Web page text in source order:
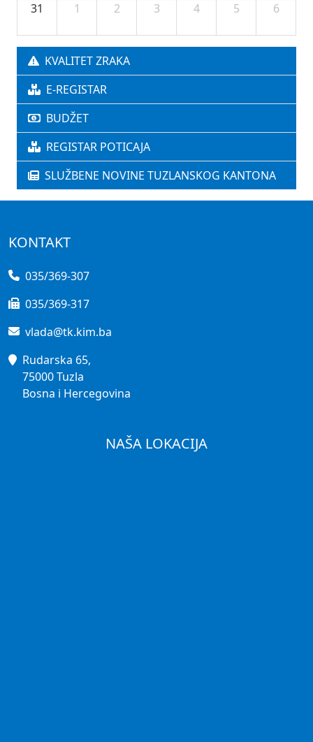
31 1 2 3 4 5 6
KVALITET ZRAKA
E-REGISTAR
BUDŽET
REGISTAR POTICAJA
SLUŽBENE NOVINE TUZLANSKOG KANTONA
KONTAKT
035/369-307
035/369-317
vlada@tk.kim.ba
Rudarska 65,
75000 Tuzla
Bosna i Hercegovina
NAŠA LOKACIJA